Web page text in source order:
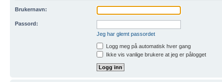
Brukernavn:
Passord:
Jeg har glemt passordet
Logg meg på automatisk hver gang
Ikke vis vanlige brukere at jeg er pålogget